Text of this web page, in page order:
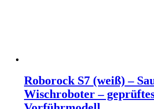
Roborock S7 (weiß) –
Wischroboter –